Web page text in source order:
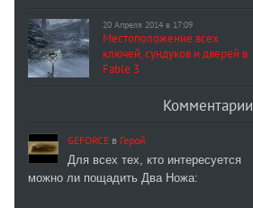
20 Апреля 2014 в 17:09
Местоположение всех
ключей, сундуков и дверей в
Fable 3
Комментарии
GEFORCE в Герой
Для всех тех, кто интересуется
можно ли пощадить Два Ножа: